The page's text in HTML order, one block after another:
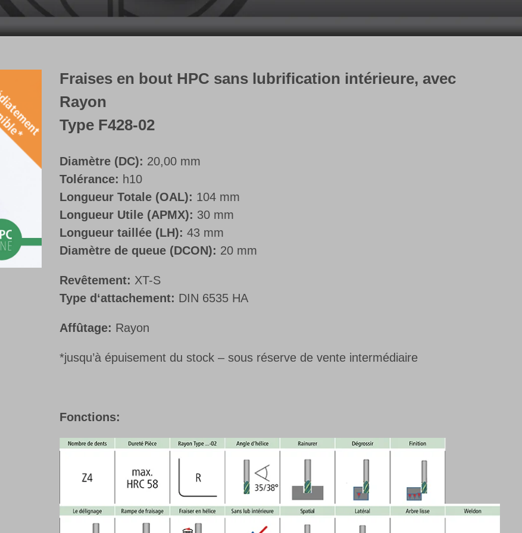
Fraises en bout HPC sans lubrification intérieure, avec
Rayon
Type F428-02
Diamètre (DC): 20,00 mm
Tolérance: h10
Longueur Totale (OAL): 104 mm
Longueur Utile (APMX): 30 mm
Longueur taillée (LH): 43 mm
Diamètre de queue (DCON): 20 mm
Revêtement: XT-S
Type d‘attachement: DIN 6535 HA
Affûtage: Rayon
*jusqu’à épuisement du stock – sous réserve de vente intermédiaire
Fonctions: